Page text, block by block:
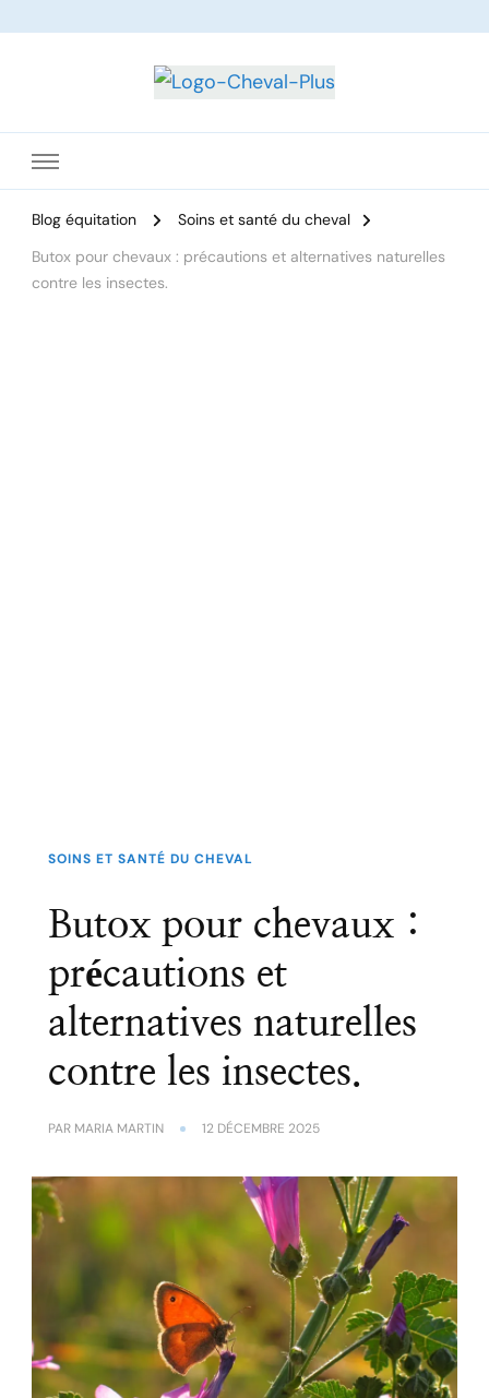
Blog équitation
Soins et santé du cheval
Butox pour chevaux : précautions et alternatives naturelles
contre les insectes.
SOINS ET SANTÉ DU CHEVAL
Butox pour chevaux :
précautions et
alternatives naturelles
contre les insectes.
PAR MARIA MARTIN 12 DÉCEMBRE 2025